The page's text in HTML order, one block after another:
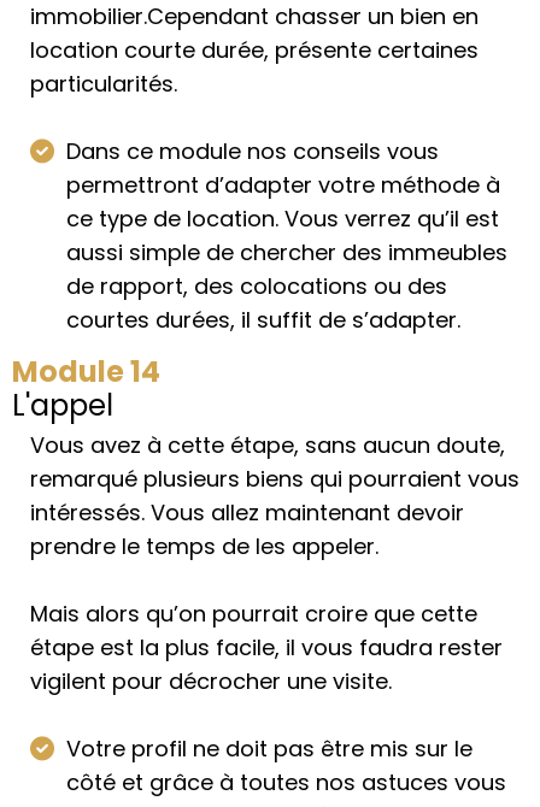
immobilier.Cependant chasser un bien en
location courte durée, présente certaines
particularités.
Dans ce module nos conseils vous
permettront d’adapter votre méthode à
ce type de location. Vous verrez qu’il est
aussi simple de chercher des immeubles
de rapport, des colocations ou des
courtes durées, il suffit de s’adapter.
Module 14
L'appel
Vous avez à cette étape, sans aucun doute,
remarqué plusieurs biens qui pourraient vous
intéressés. Vous allez maintenant devoir
prendre le temps de les appeler.
Mais alors qu’on pourrait croire que cette
étape est la plus facile, il vous faudra rester
vigilent pour décrocher une visite.
Votre profil ne doit pas être mis sur le
côté et grâce à toutes nos astuces vous